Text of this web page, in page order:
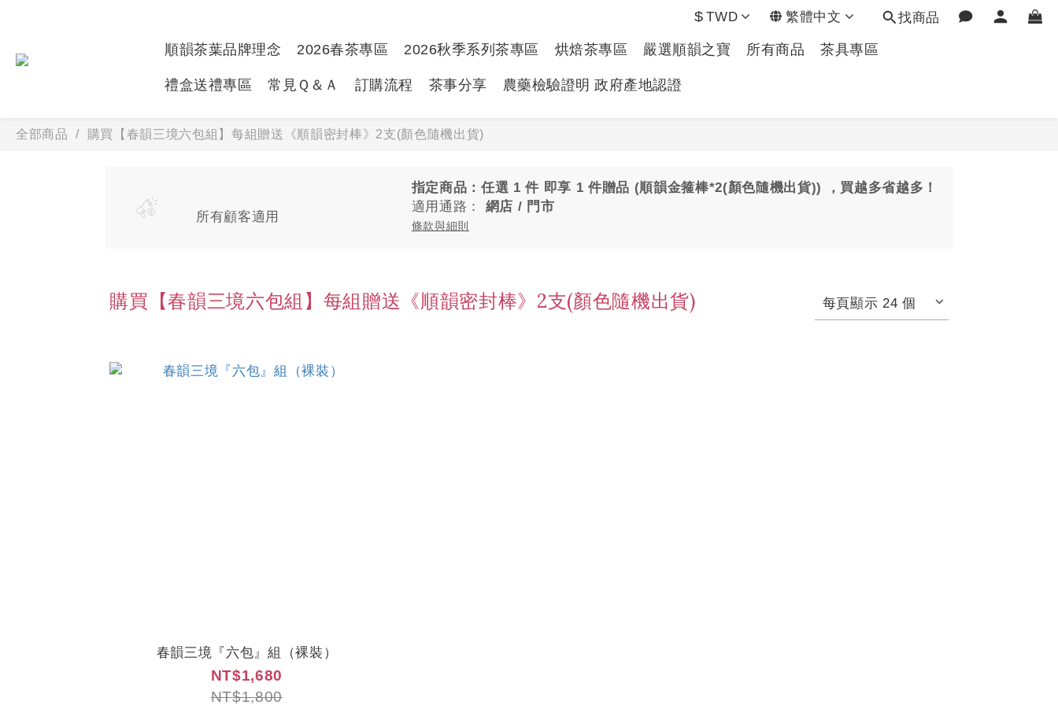
$ TWD 繁體中文 找商品
順韻茶葉品牌理念 2026春茶專區 2026秋季系列茶專區 烘焙茶專區 嚴選順韻之寶 所有商品 茶具專區
禮盒送禮專區 常見Ｑ＆Ａ 訂購流程 茶事分享 農藥檢驗證明 政府產地認證
全部商品 購買【春韻三境六包組】每組贈送《順韻密封棒》2支(顏色隨機出貨)
所有顧客適用
指定商品：任選 1 件 即享 1 件贈品 (順韻金箍棒*2(顏色隨機出貨)) ，買越多省越多！
適用通路： 網店 / 門市
條款與細則
購買【春韻三境六包組】每組贈送《順韻密封棒》2支(顏色隨機出貨) 每頁顯示 24 個
春韻三境『六包』組（裸裝）
NT$1,680
NT$1,800